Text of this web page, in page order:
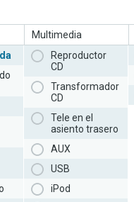
Multimedia
Reproductor
CD
Transformador
CD
Tele en el
asiento trasero
AUX
USB
iPod